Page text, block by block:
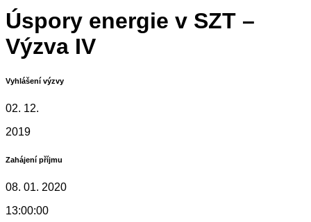
Úspory energie v SZT –
Výzva IV
Vyhlášení výzvy
02. 12.
2019
Zahájení příjmu
08. 01. 2020
13:00:00